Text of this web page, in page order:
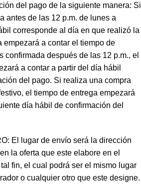
del pago de la siguiente manera: Si
antes de las 12 p.m. de lunes a
corresponde al día en que realizó la
empezará a contar el tiempo de
confirmada después de las 12 p.m., el
a contar a partir del día hábil
del pago. Si realiza una compra
el tiempo de entrega empezará
día hábil de confirmación del
El lugar de envío será la dirección
la oferta que este elabore en el
fin, el cual podrá ser el mismo lugar
o cualquier otro que este designe.